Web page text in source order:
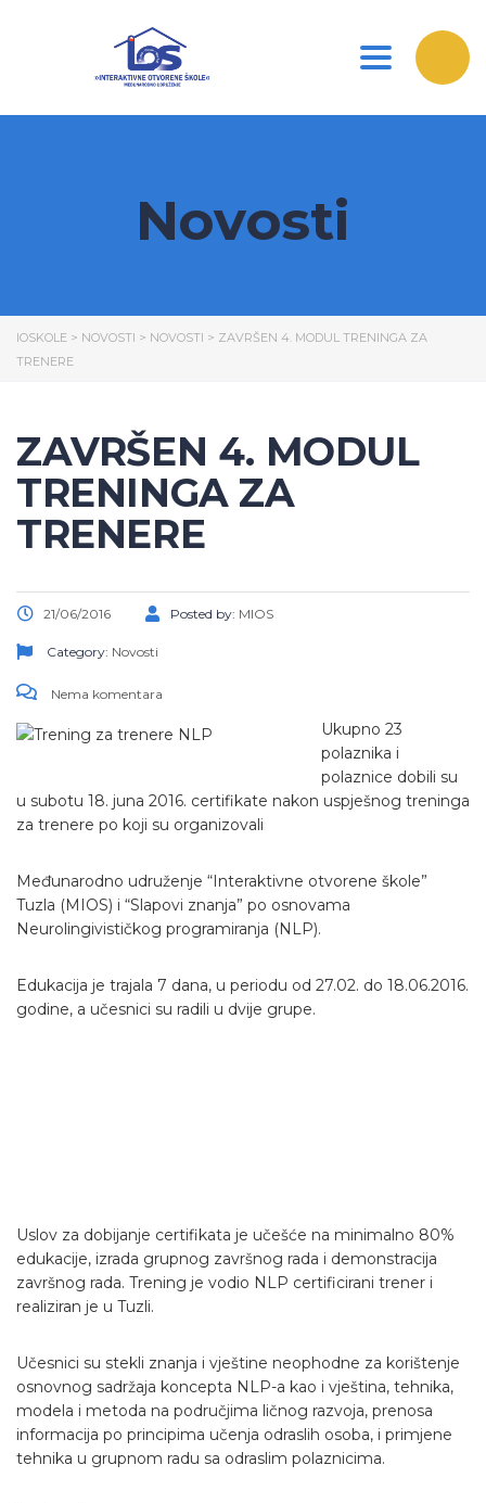
Toggle
Novosti
IOSKOLE > NOVOSTI > NOVOSTI > ZAVRŠEN 4. MODUL TRENINGA ZA
TRENERE
ZAVRŠEN 4. MODUL
TRENINGA ZA
TRENERE
21/06/2016 Posted by: MIOS
Category: Novosti
Nema komentara
Ukupno 23
polaznika i
polaznice dobili su
u subotu 18. juna 2016. certifikate nakon uspješnog treninga
za trenere po koji su organizovali
Međunarodno udruženje “Interaktivne otvorene škole”
Tuzla (MIOS) i “Slapovi znanja” po osnovama
Neurolingivističkog programiranja (NLP).
Edukacija je trajala 7 dana, u periodu od 27.02. do 18.06.2016.
godine, a učesnici su radili u dvije grupe.
Uslov za dobijanje certifikata je učešće na minimalno 80%
edukacije, izrada grupnog završnog rada i demonstracija
završnog rada. Trening je vodio NLP certificirani trener i
realiziran je u Tuzli.
Učesnici su stekli znanja i vještine neophodne za korištenje
osnovnog sadržaja koncepta NLP-a kao i vještina, tehnika,
modela i metoda na područjima ličnog razvoja, prenosa
informacija po principima učenja odraslih osoba, i primjene
tehnika u grupnom radu sa odraslim polaznicima.